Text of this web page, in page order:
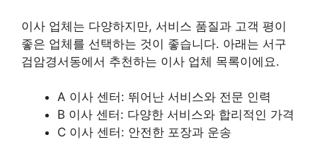
이사 업체는 다양하지만, 서비스 품질과 고객 평이
좋은 업체를 선택하는 것이 좋습니다. 아래는 서구
검암경서동에서 추천하는 이사 업체 목록이에요.
A 이사 센터: 뛰어난 서비스와 전문 인력
B 이사 센터: 다양한 서비스와 합리적인 가격
C 이사 센터: 안전한 포장과 운송